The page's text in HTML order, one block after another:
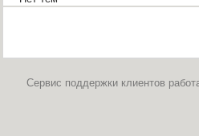
Сервис поддержки клиентов